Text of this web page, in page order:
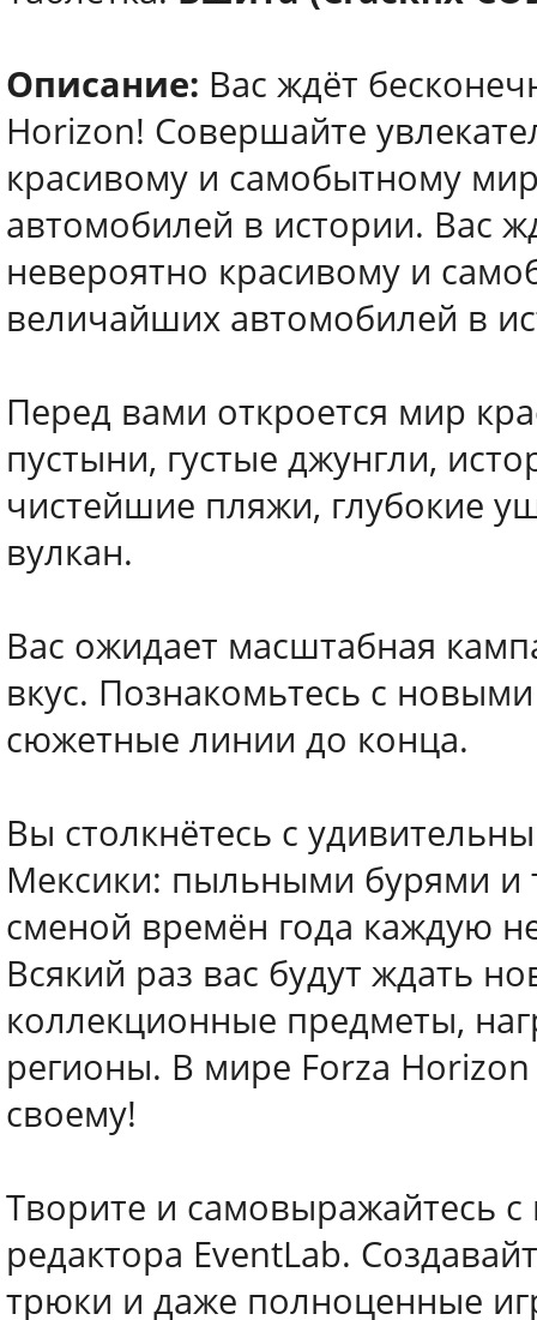
Описание: Вас ждёт
Horizon! Совершайте
красивому и самобытному
автомобилей в истории. Вас
невероятно красивому и
величайших автомобилей в
Перед вами откроется мир
пустыни, густые джунгли,
чистейшие пляжи, глубокие
вулкан.
Вас ожидает масштабная
вкус. Познакомьтесь с
сюжетные линии до конца.
Вы столкнётесь с
Мексики: пыльными бурями и
сменой времён года каждую
Всякий раз вас будут ждать
коллекционные предметы,
регионы. В мире Forza
своему!
Творите и самовыражайтесь
редактора EventLab.
трюки и даже полноценные